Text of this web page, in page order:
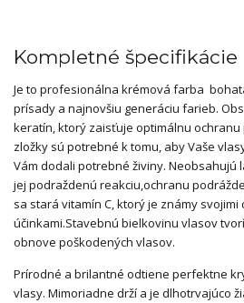
Kompletné špecifikácie
Je to profesionálna krémová farba
prísady a najnovšiu generáciu farieb.
keratín, ktorý zaisťuje optimálnu ochranu
zložky sú potrebné k tomu, aby Vaše
Vám dodali potrebné živiny. Neobsahujú
jej podraždenú reakciu,ochranu
sa stará vitamín C, ktorý je známy svojimi
účinkami.Stavebnú bielkovinu vlasov
obnove poškodených vlasov.
Prírodné a brilantné odtiene perfektne
vlasy. Mimoriadne drží a je dlhotrvajúco